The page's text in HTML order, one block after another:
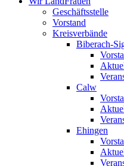
Geschäftsstelle
Vorstand
Kreisverbände
Biberach-
Calw
Ehingen